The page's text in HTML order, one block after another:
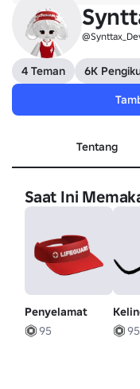
4 Teman 6K
Tentang
Saat Ini
Penyelamat
95
95